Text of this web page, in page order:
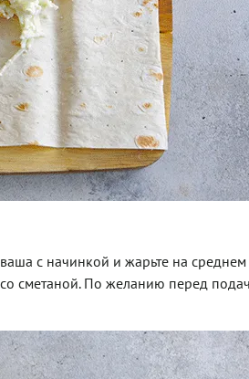
с начинкой и жарьте на среднем
сметаной. По желанию перед